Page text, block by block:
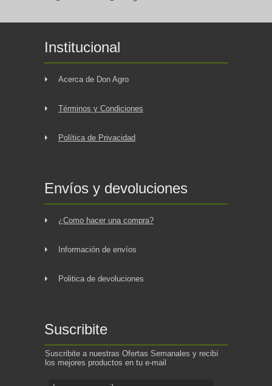
Institucional
Acerca de Don Agro
Términos y Condiciones
Política de Privacidad
Envíos y devoluciones
¿Como hacer una compra?
Información de envíos
Politica de devoluciones
Suscribite
Suscribite a nuestras Ofertas Semanales y recibí
los mejores productos en tu e-mail